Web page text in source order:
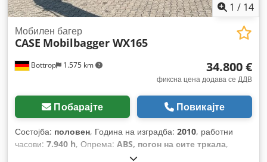
1 / 14
Bottrop 1.575 km
Мобилен багер
CASE Mobilbagger WX165
34.800 €
фиксна цена додава се ДДВ
Побарајте Повикајте
Состојба: половен, Година на изградба: 2010, работни
часови: 7.940 h, Опрема: ABS, погон на сите тркала,